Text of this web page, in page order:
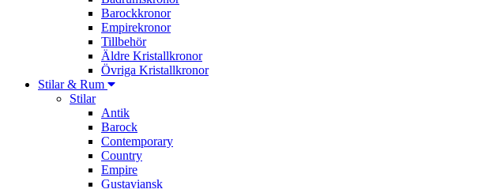
Barockkronor
Empirekronor
Tillbehör
Äldre Kristallkronor
Övriga Kristallkronor
Stilar & Rum
Stilar
Antik
Barock
Contemporary
Country
Empire
Gustaviansk